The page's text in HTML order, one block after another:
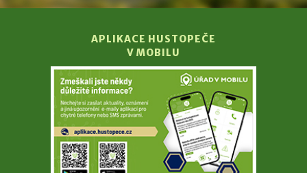
APLIKACE HUSTOPEČE
V MOBILU